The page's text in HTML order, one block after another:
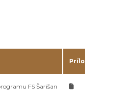
Príloha
FS Šarišan